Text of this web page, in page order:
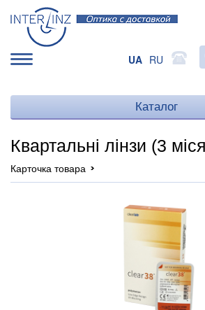
UA RU
Каталог
Квартальні лінзи (3
Карточка товара